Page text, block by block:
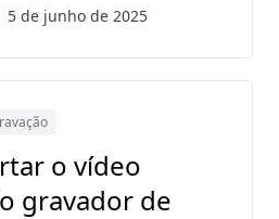
5 de junho de 2025
o vídeo
gravador de